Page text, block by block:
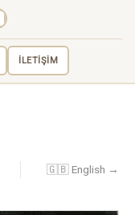
İLETİŞİM
🇬🇧 English →